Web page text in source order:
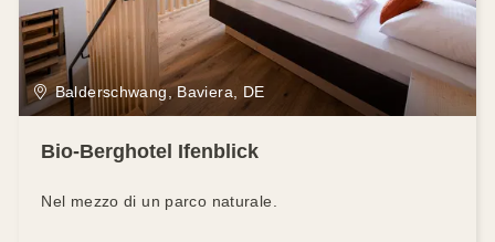
Balderschwang, Baviera, DE
Bio-Berghotel Ifenblick
Nel mezzo di un parco naturale.